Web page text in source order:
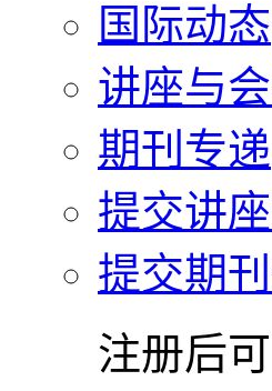
国际动态
讲座与
期刊专递
提交讲
提交期
注册后